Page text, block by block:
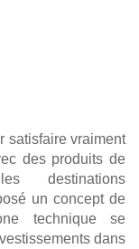
satisfaire vraiment
des produits de
destinations
un concept de
technique se
dans